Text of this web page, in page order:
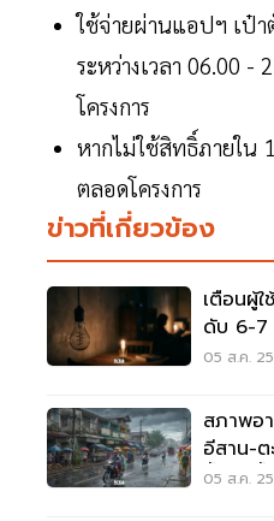
ใช้จ่ายผ่านแอปฯ เป๋า
ระหว่างเวลา 06.00 -
โครงการ
หากไม่ใช้สิทธิ์ภายใน
ตลอดโครงการ
ข่าวที่เกี่ยวข้อง
เตือนผู้
ดับ 6-7
นนทบุรี-
05 ส.ค.
สภาพอ
อีสาน-ต
น้ำป่า น้
05 ส.ค.